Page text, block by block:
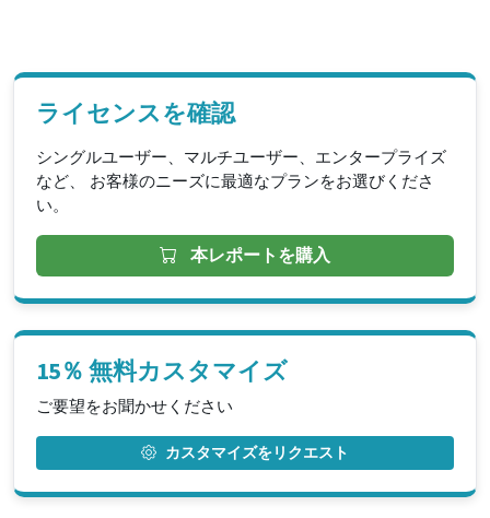
ライセンスを確認
シングルユーザー、マルチユーザー、エンタープライズ
など、 お客様のニーズに最適なプランをお選びくださ
い。
本レポートを購入
15％ 無料カスタマイズ
ご要望をお聞かせください
カスタマイズをリクエスト